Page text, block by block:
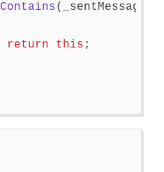
Contains( _sentMessages
return this ;